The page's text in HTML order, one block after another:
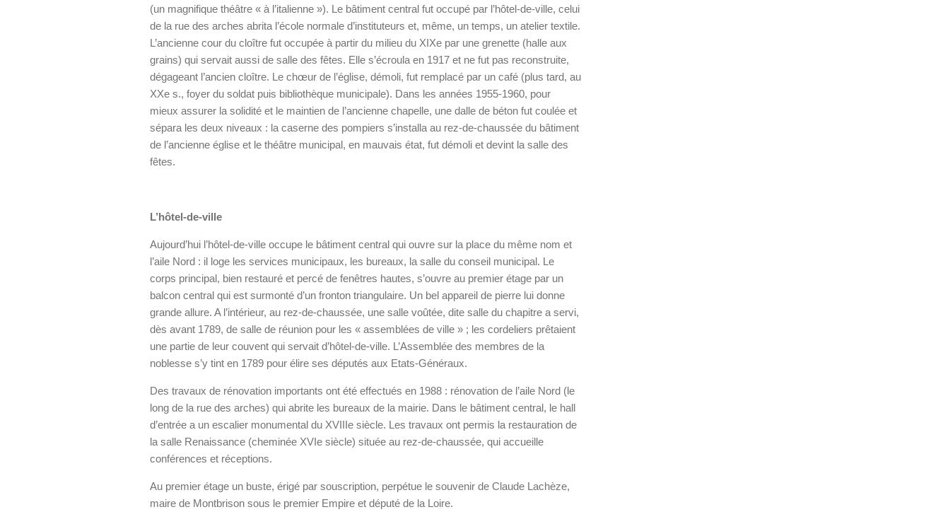
(un magnifique théâtre « à l’italienne »). Le bâtiment central fut occupé par l’hôtel-de-ville, celui
de la rue des arches abrita l’école normale d’instituteurs et, même, un temps, un atelier textile.
L’ancienne cour du cloître fut occupée à partir du milieu du XIXe par une grenette (halle aux
grains) qui servait aussi de salle des fêtes. Elle s’écroula en 1917 et ne fut pas reconstruite,
dégageant l’ancien cloître. Le chœur de l’église, démoli, fut remplacé par un café (plus tard, au
XXe s., foyer du soldat puis bibliothèque municipale). Dans les années 1955-1960, pour
mieux assurer la solidité et le maintien de l’ancienne chapelle, une dalle de béton fut coulée et
sépara les deux niveaux : la caserne des pompiers s’installa au rez-de-chaussée du bâtiment
de l’ancienne église et le théâtre municipal, en mauvais état, fut démoli et devint la salle des
fêtes.
L’hôtel-de-ville
Aujourd’hui l’hôtel-de-ville occupe le bâtiment central qui ouvre sur la place du même nom et
l’aile Nord : il loge les services municipaux, les bureaux, la salle du conseil municipal. Le
corps principal, bien restauré et percé de fenêtres hautes, s’ouvre au premier étage par un
balcon central qui est surmonté d’un fronton triangulaire. Un bel appareil de pierre lui donne
grande allure. A l’intérieur, au rez-de-chaussée, une salle voûtée, dite salle du chapitre a servi,
dès avant 1789, de salle de réunion pour les « assemblées de ville » ; les cordeliers prêtaient
une partie de leur couvent qui servait d’hôtel-de-ville. L’Assemblée des membres de la
noblesse s’y tint en 1789 pour élire ses députés aux Etats-Généraux.
Des travaux de rénovation importants ont été effectués en 1988 : rénovation de l’aile Nord (le
long de la rue des arches) qui abrite les bureaux de la mairie. Dans le bâtiment central, le hall
d’entrée a un escalier monumental du XVIIIe siècle. Les travaux ont permis la restauration de
la salle Renaissance (cheminée XVIe siècle) située au rez-de-chaussée, qui accueille
conférences et réceptions.
Au premier étage un buste, érigé par souscription, perpétue le souvenir de Claude Lachèze,
maire de Montbrison sous le premier Empire et député de la Loire.